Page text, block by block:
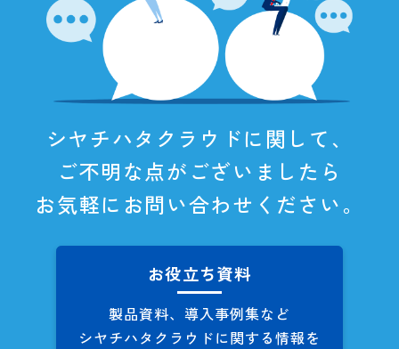
シヤチハタクラウドに関して、
ご不明な点がございましたら
お気軽にお問い合わせください。
お役立ち資料
製品資料、導入事例集など
シヤチハタクラウドに関する情報を